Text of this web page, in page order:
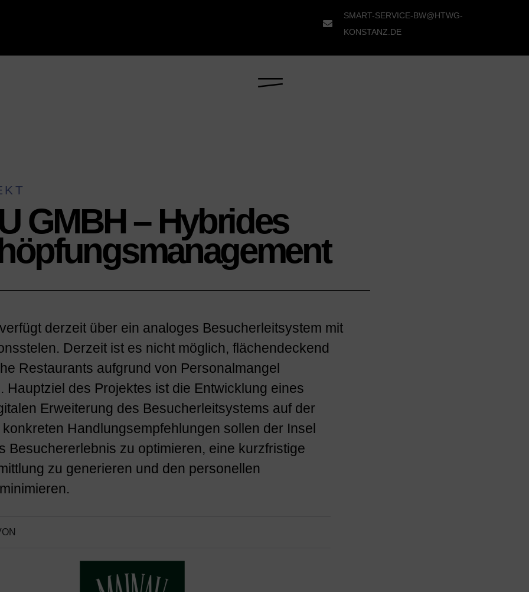
SMART-SERVICE-BW@HTWG-
KONSTANZ.DE
GMBH – Hybrides
derzeit über ein analoges Besucherleitsystem mit
Derzeit ist es nicht möglich, flächendeckend
Restaurants aufgrund von Personalmangel
Hauptziel des Projektes ist die Entwicklung eines
Erweiterung des Besucherleitsystems auf der
Handlungsempfehlungen sollen der Insel
Besuchererlebnis zu optimieren, eine kurzfristige
zu generieren und den personellen